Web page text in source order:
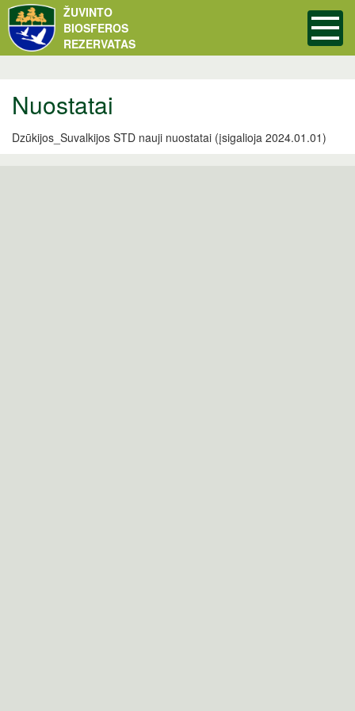
ŽUVINTO
BIOSFEROS
REZERVATAS
Nuostatai
Dzūkijos_Suvalkijos STD nauji nuostatai (įsigalioja 2024.01.01)